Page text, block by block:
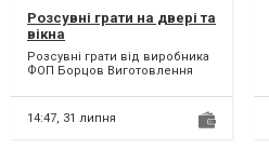
Розсувні грати на двері та
вікна
Розсувні грати від виробника
ФОП Борцов Виготовлення
найкоротший термін та монт...
14:47, 31 липня